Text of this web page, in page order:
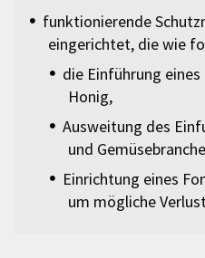
funktionierende
eingerichtet, die wie
die Einführung
Honig,
Ausweitung des
und
Einrichtung eines
um mögliche